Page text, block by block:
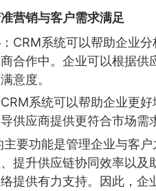
营销与客户需求满足
：CRM系统可以帮助企业
合作中。企业可以根据
意度。
CRM系统可以帮助企业更
供应商提供更符合市场需
主要功能是管理企业与客
提升供应链协同效率以
提供有力支持。因此，